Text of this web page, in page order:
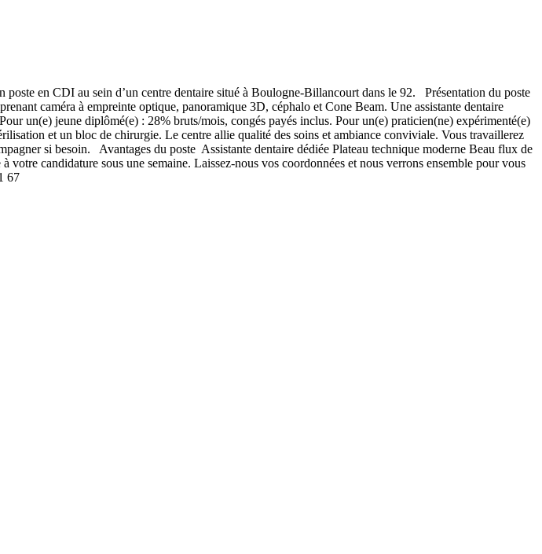
en CDI au sein d’un centre dentaire situé à Boulogne-Billancourt dans le 92. Présentation du poste
caméra à empreinte optique, panoramique 3D, céphalo et Cone Beam. Une assistante dentaire
un(e) jeune diplômé(e) : 28% bruts/mois, congés payés inclus. Pour un(e) praticien(ne) expérimenté(e)
et un bloc de chirurgie. Le centre allie qualité des soins et ambiance conviviale. Vous travaillerez
si besoin. Avantages du poste Assistante dentaire dédiée Plateau technique moderne Beau flux de
candidature sous une semaine. Laissez-nous vos coordonnées et nous verrons ensemble pour vous
67